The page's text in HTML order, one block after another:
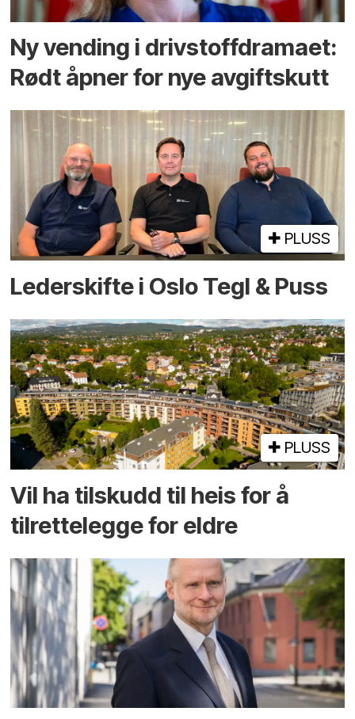
Ny vending i drivstoffdramaet:
Rødt åpner for nye avgiftskutt
PLUSS
Lederskifte i Oslo Tegl & Puss
PLUSS
Vil ha tilskudd til heis for å
tilrettelegge for eldre